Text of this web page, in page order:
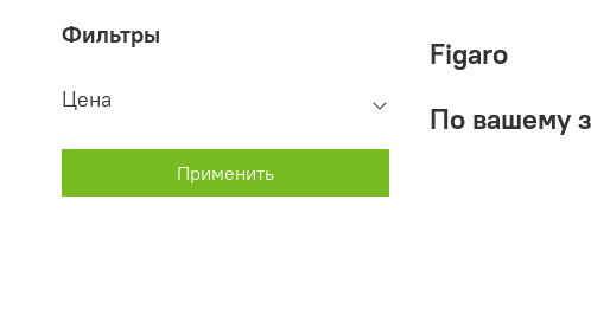
Figaro
По вашему
Фильтры
Цена
Применить